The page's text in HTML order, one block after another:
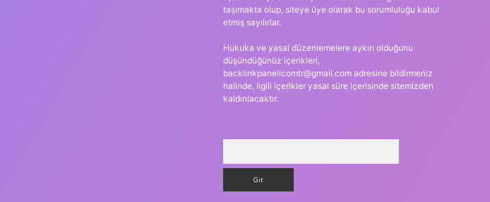
taşımakta olup, siteye üye olarak bu sorumluluğu kabul
etmiş sayılırlar.
Hukuka ve yasal düzenlemelere aykırı olduğunu
düşündüğünüz içerikleri,
backlinkpanelicomtr@gmail.comadresine bildirmeniz
halinde, ilgili içerikler yasal süre içerisinde sitemizden
kaldırılacaktır.